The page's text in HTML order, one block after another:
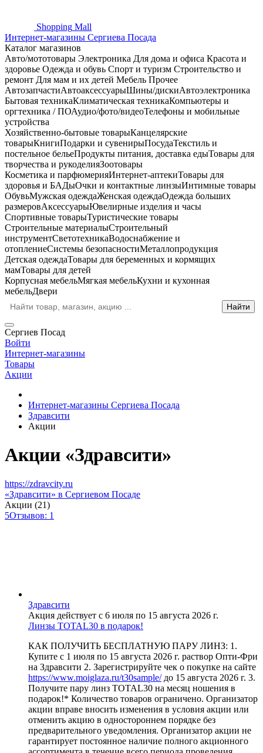
Shopping Mall
Интернет-магазины Сергиева Посада
Каталог магазинов
Авто/мототовары Электроника Для дома и офиса Красота и
здоровье Одежда и обувь Спорт и туризм Строительство и
ремонт Для мам и их детей Мебель Прочее
АвтозапчастиАвтоаксессуарыШины/дискиАвтоэлектроника
Бытовая техникаКлиматическая техникаКомпьютеры и
оргтехника / ПОАудио/фото/видеоТелефоны и мобильные
устройства
Хозяйственно-бытовые товарыКанцелярские
товарыКнигиПодарки и сувенирыПосудаТекстиль и
постельное бельеПродукты питания, доставка едыТовары для
творчества и рукоделияЗоотовары
Косметика и парфюмерияИнтернет-аптекиТовары для
здоровья и БАДыОчки и контактные линзыИнтимные товары
ОбувьМужская одеждаЖенская одеждаОдежда больших
размеровАксессуарыЮвелирные изделия и часы
Спортивные товарыТуристические товары
Строительные материалыСтроительный
инструментСветотехникаВодоснабжение и
отоплениеСистемы безопасностиМеталлопродукция
Детская одеждаТовары для беременных и кормящих
мамТовары для детей
Корпусная мебельМягкая мебельКухни и кухонная
мебельДвери
Сергиев Посад
Войти
Интернет-магазины
Товары
Акции
Интернет-магазины Сергиева Посада
Здравсити
Акции
Акции «Здравсити»
https://zdravcity.ru
«Здравсити» в Сергиевом Посаде
Акции (21)
5Отзывов: 1
Здравсити
Акция действует с 6 июля по 15 августа 2026 г.
Линзы TOTAL30 в подарок!
КАК ПОЛУЧИТЬ БЕСПЛАТНУЮ ПАРУ ЛИНЗ: 1.
Купите с 1 июля по 15 августа 2026 г. раствор Опти-Фри
на Здравсити 2. Зарегистрируйте чек о покупке на сайте
https://www.moiglaza.ru/t30sample/до 15 августа 2026 г. 3.
Получите пару линз TOTAL30 на месяц ношения в
подарок!* Количество товаров ограничено. Организатор
акции вправе вносить изменения в условия акции или
отменить акцию в одностороннем порядке без
предварительного уведомления. Организатор акции не
гарантирует постоянное наличие полного акционного